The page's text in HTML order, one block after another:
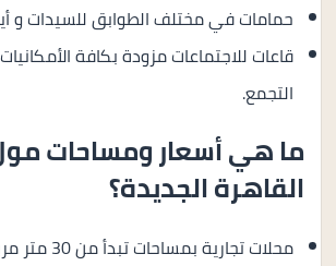
حمامات في مختلف الطوابق للسيدات و
قاعات للاجتماعات مزودة بكافة
التجمع.
ما هي أسعار ومساحات
القاهرة الجديدة؟
محلات تجارية بمساحات تبدأ من 30 متر مربع.